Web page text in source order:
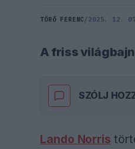
TÖRŐ FERENC / 2025. 12.
A friss
SZÓLJ
Lando Norris